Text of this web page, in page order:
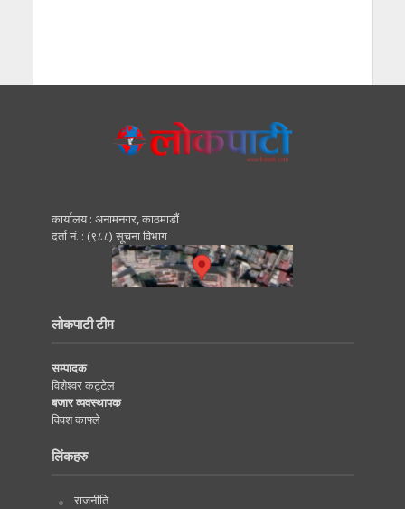
कार्यालय : अनामनगर, काठमाडाैं
दर्ता नं. : (९८८) सूचना विभाग
लोकपाटी टीम
सम्पादक
विशेश्वर कट्टेल
बजार व्यवस्थापक
विवश काफ्ले
लिंकहरु
राजनीति